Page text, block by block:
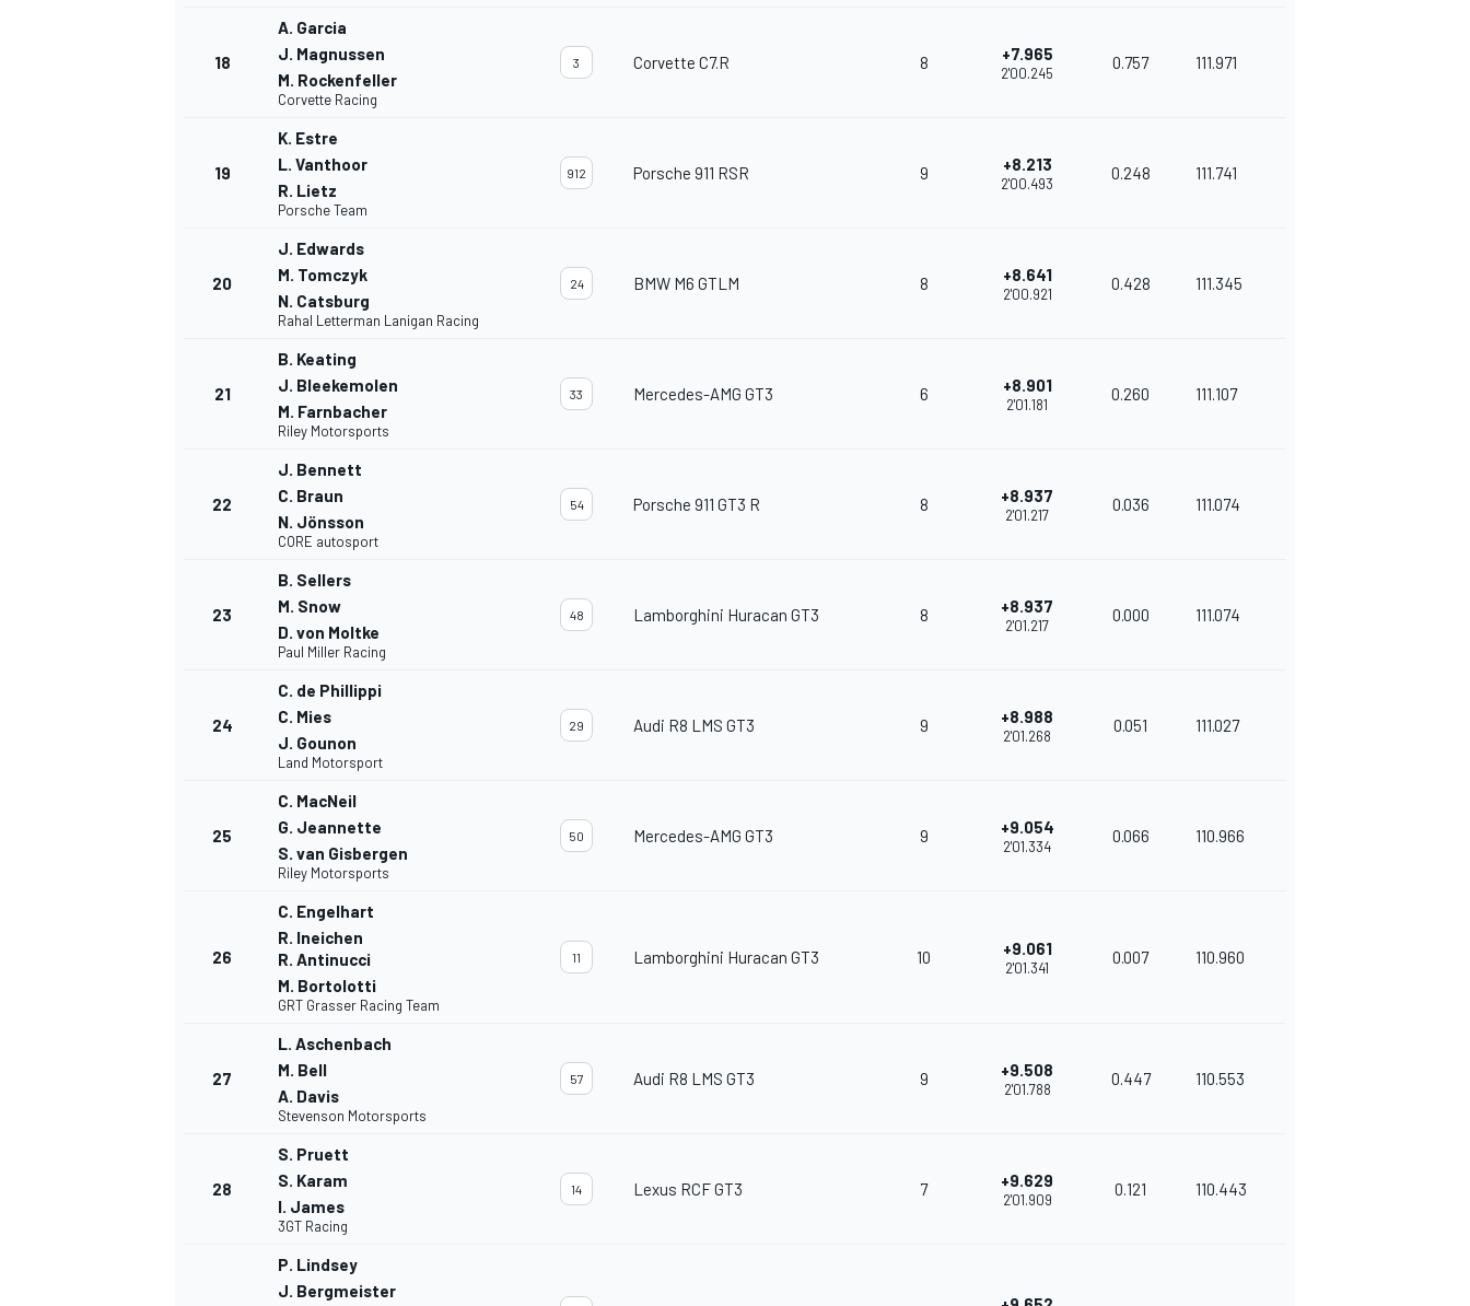
18
A. Garcia
J. Magnussen
M. Rockenfeller
Corvette Racing
3 Corvette C7.R 8 +7.965
2'00.245
0.757 111.971
19
K. Estre
L. Vanthoor
R. Lietz
Porsche Team
912 Porsche 911 RSR 9 +8.213
2'00.493
0.248 111.741
20
J. Edwards
M. Tomczyk
N. Catsburg
Rahal Letterman Lanigan Racing
24 BMW M6 GTLM 8 +8.641
2'00.921
0.428 111.345
21
B. Keating
J. Bleekemolen
M. Farnbacher
Riley Motorsports
33 Mercedes-AMG GT3 6 +8.901
2'01.181
0.260 111.107
22
J. Bennett
C. Braun
N. Jönsson
CORE autosport
54 Porsche 911 GT3 R 8 +8.937
2'01.217
0.036 111.074
23
B. Sellers
M. Snow
D. von Moltke
Paul Miller Racing
48 Lamborghini Huracan GT3 8 +8.937
2'01.217
0.000 111.074
24
C. de Phillippi
C. Mies
J. Gounon
Land Motorsport
29 Audi R8 LMS GT3 9 +8.988
2'01.268
0.051 111.027
25
C. MacNeil
G. Jeannette
S. van Gisbergen
Riley Motorsports
50 Mercedes-AMG GT3 9 +9.054
2'01.334
0.066 110.966
26
C. Engelhart
R. Ineichen
R. Antinucci
M. Bortolotti
GRT Grasser Racing Team
11 Lamborghini Huracan GT3 10 +9.061
2'01.341
0.007 110.960
27
L. Aschenbach
M. Bell
A. Davis
Stevenson Motorsports
57 Audi R8 LMS GT3 9 +9.508
2'01.788
0.447 110.553
28
S. Pruett
S. Karam
I. James
3GT Racing
14 Lexus RCF GT3 7 +9.629
2'01.909
0.121 110.443
P. Lindsey
J. Bergmeister